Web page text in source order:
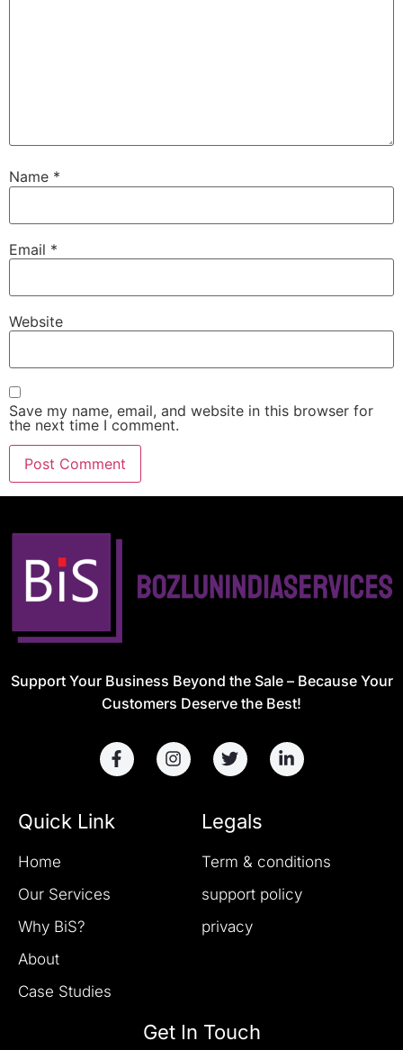
Name *
Email *
Website
Save my name, email, and website in this browser for
the next time I comment.
Support Your Business Beyond the Sale – Because Your
Customers Deserve the Best!
Quick Link
Home
Our Services
Why BiS?
About
Case Studies
Legals
Term & conditions
support policy
privacy
Get In Touch